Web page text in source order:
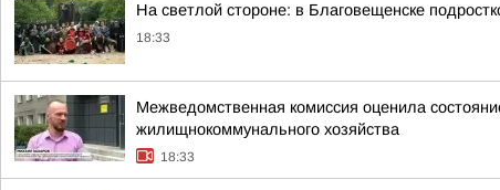
На светлой стороне: в Благовещенске
18:33
Межведомственная комиссия оценила
жилищнокоммунального хозяйства
18:33